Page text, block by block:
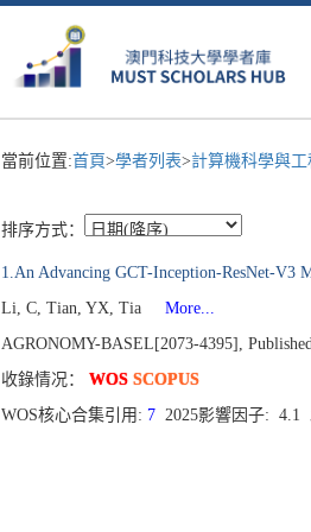
當前位置:首頁>學者列表>計算機科學與
排序方式：
1.An Advancing GCT-Inception-ResNet-V3
Li, C, Tian, YX, Tia
More...
AGRONOMY-BASEL[2073-4395],
收錄情况： WOS SCOPUS
WOS核心合集引用: 7 2025影響因子: 4.1